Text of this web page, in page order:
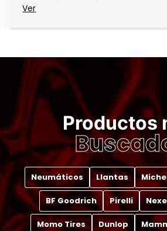
Productos
Neumáticos Llantas
BF Goodrich Pirelli
Momo Tires Dunlop